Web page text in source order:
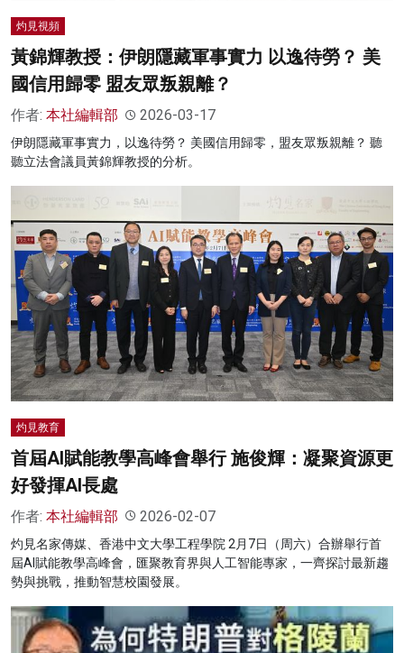
灼見視頻
黃錦輝教授：伊朗隱藏軍事實力 以逸待勞？ 美
國信用歸零 盟友眾叛親離？
作者: 本社編輯部 2026-03-17
伊朗隱藏軍事實力，以逸待勞？ 美國信用歸零，盟友眾叛親離？ 聽
聽立法會議員黃錦輝教授的分析。
灼見教育
首屆AI賦能教學高峰會舉行 施俊輝：凝聚資源更
好發揮AI長處
作者: 本社編輯部 2026-02-07
灼見名家傳媒、香港中文大學工程學院 2月7日（周六）合辦舉行首
屆AI賦能教學高峰會，匯聚教育界與人工智能專家，一齊探討最新趨
勢與挑戰，推動智慧校園發展。